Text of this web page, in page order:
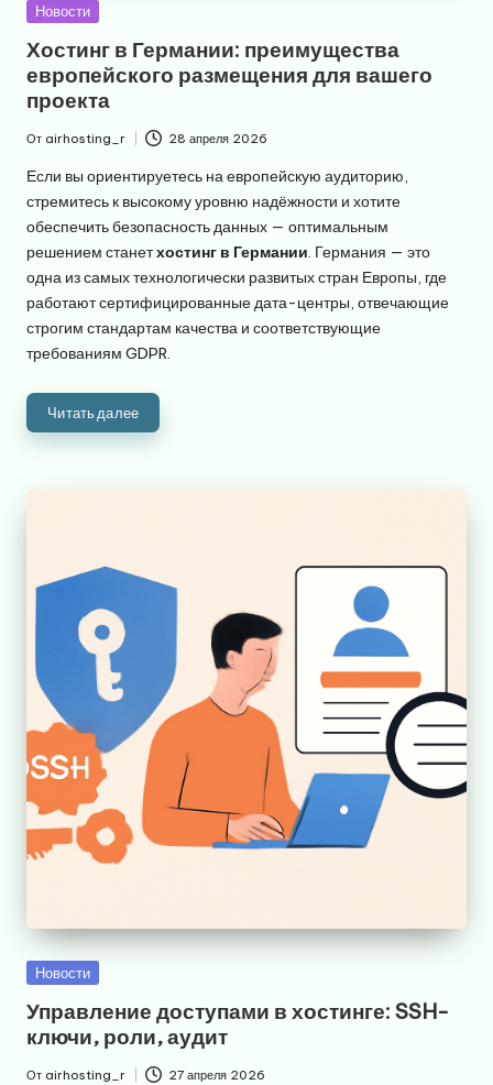
Опубликовано
Новости
Хостинг в Германии: преимущества
европейского размещения для вашего
проекта
Запись
от
От airhosting_r 28 апреля 2026
Если вы ориентируетесь на европейскую аудиторию,
стремитесь к высокому уровню надёжности и хотите
обеспечить безопасность данных — оптимальным
решением станетхостинг в Германии . Германия — это
одна из самых технологически развитых стран Европы, где
работают сертифицированные дата-центры, отвечающие
строгим стандартам качества и соответствующие
требованиям GDPR.
Читать далее
Опубликовано
Новости
Управление доступами в хостинге: SSH-
ключи, роли, аудит
От airhosting_r 27 апреля 2026